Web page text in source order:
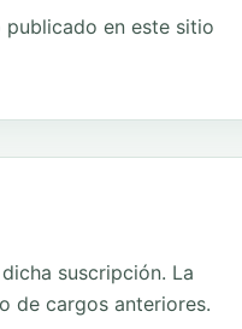
en este sitio
suscripción. La
de cargos anteriores.